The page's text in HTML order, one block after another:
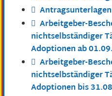
Arbeitgeber-
nichtselbständiger
Adoptionen ab
Arbeitgeber-
nichtselbständiger
Adoptionen bis